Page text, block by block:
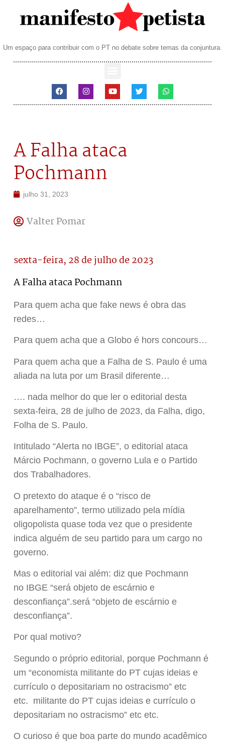
Um espaço para contribuir com o PT no debate sobre temas da conjuntura.
A Falha ataca
Pochmann
julho 31, 2023
Valter Pomar
sexta-feira, 28 de julho de 2023
A Falha ataca Pochmann
Para quem acha que fake news é obra das
redes…
Para quem acha que a Globo é hors concours…
Para quem acha que a Falha de S. Paulo é uma
aliada na luta por um Brasil diferente…
…. nada melhor do que ler o editorial desta
sexta-feira, 28 de julho de 2023, da Falha, digo,
Folha de S. Paulo.
Intitulado “Alerta no IBGE”, o editorial ataca
Márcio Pochmann, o governo Lula e o Partido
dos Trabalhadores.
O pretexto do ataque é o “risco de
aparelhamento”, termo utilizado pela mídia
oligopolista quase toda vez que o presidente
indica alguém de seu partido para um cargo no
governo.
Mas o editorial vai além: diz que Pochmann
no IBGE “será objeto de escárnio e
desconfiança”.será “objeto de escárnio e
desconfiança”.
Por qual motivo?
Segundo o próprio editorial, porque Pochmann é
um “economista militante do PT cujas ideias e
currículo o depositariam no ostracismo” etc
etc. militante do PT cujas ideias e currículo o
depositariam no ostracismo” etc etc.
O curioso é que boa parte do mundo acadêmico